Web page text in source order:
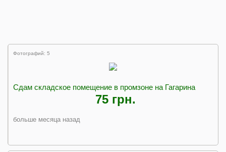
Фотографий: 5
Сдам складское помещение в промзоне на Гагарина
75 грн.
больше месяца назад